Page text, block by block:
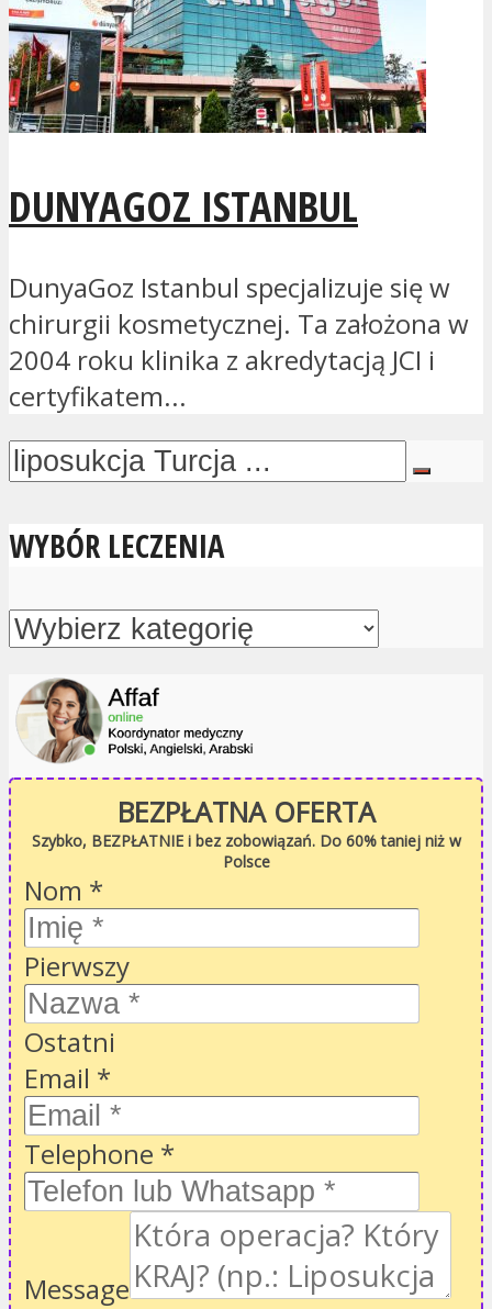
DUNYAGOZ ISTANBUL
DunyaGoz Istanbul specjalizuje się w
chirurgii kosmetycznej. Ta założona w
2004 roku klinika z akredytacją JCI i
certyfikatem...
WYBÓR LECZENIA
BEZPŁATNA OFERTA
Szybko, BEZPŁATNIE i bez zobowiązań. Do 60% taniej niż w
Polsce
Nom *
Pierwszy
Ostatni
Email *
Telephone *
Message